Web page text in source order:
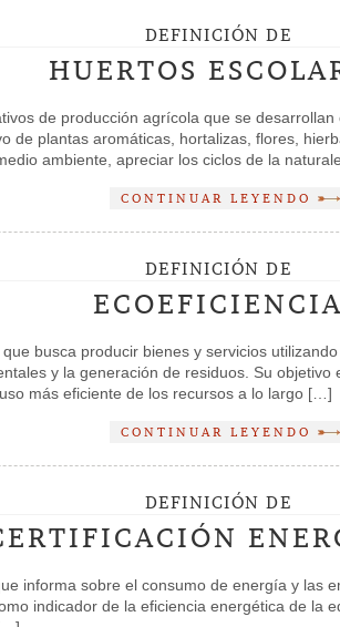
DEFINICIÓN DE
HUERTOS
de producción agrícola que se
de plantas aromáticas, hortalizas, flores,
ambiente, apreciar los ciclos de la
CONTINUAR LEYENDO
DEFINICIÓN DE
ECOEFICIENCIA
busca producir bienes y servicios
y la generación de residuos. Su
más eficiente de los recursos a lo largo […]
CONTINUAR LEYENDO
DEFINICIÓN DE
informa sobre el consumo de energía y las
indicador de la eficiencia energética de la